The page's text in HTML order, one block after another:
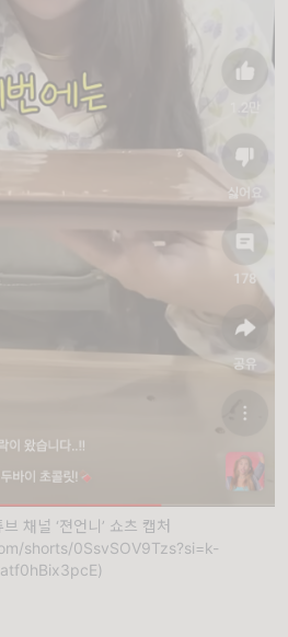
채널 ‘젼언니’ 쇼츠 캡처
shorts/0SsvSOV9Tzs?si=k-